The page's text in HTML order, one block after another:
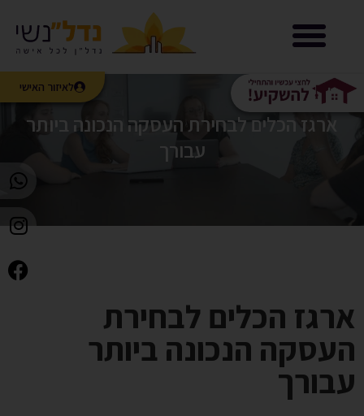
לאיזור האישי
ארגז הכלים לבחירת העסקה הנכונה ביותר
עבורך
ארגז הכלים לבחירת
העסקה הנכונה ביותר
עבורך